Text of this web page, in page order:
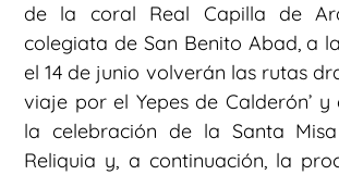
de la coral Real Capilla de
colegiata de San Benito Abad, a
el 14 de junio volverán las rutas
viaje por el Yepes de Calderón’ y
la celebración de la Santa
Reliquia y, a continuación, la